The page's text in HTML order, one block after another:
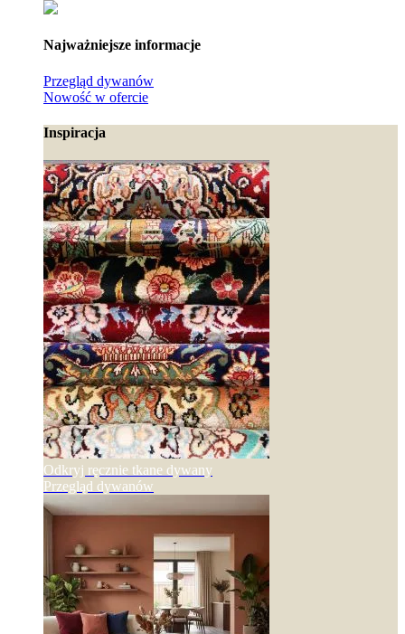
Najważniejsze informacje
Przegląd dywanów
Nowość w ofercie
Inspiracja
Odkryj ręcznie tkane dywany
Przegląd dywanów